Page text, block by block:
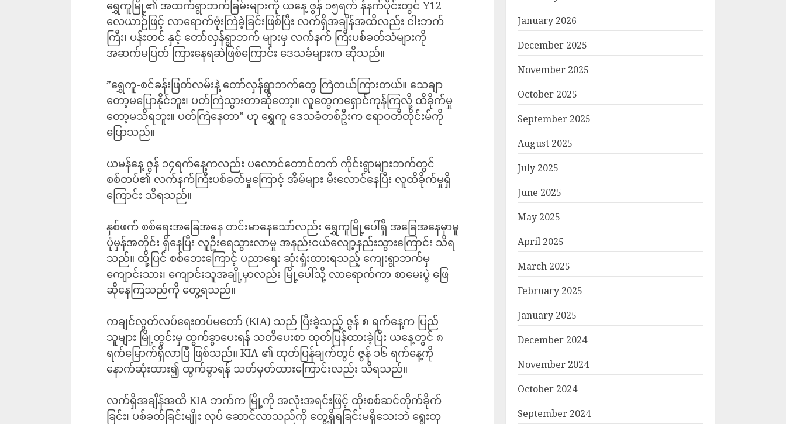
ရွှေကူမြို့၏ အထက်ရွာဘက်ခြမ်းများကို ‎ယနေ့ ဇွန် ၁၅ရက် နံနက်ပိုင်းတွင် Y12
လေယာဉ်ဖြင့် လာရောက်ဗုံးကြဲခဲ့ခြင်းဖြစ်ပြီး လက်ရှိအချိန်အထိလည်း ငါးဘက်
ကြီး၊ ပန်းတင် နှင့် တော်လှန်ရွာဘက် များမှ လက်နက် ကြီးပစ်ခတ်သံများကို
အဆက်မပြတ် ကြားနေရဆဲဖြစ်ကြောင်း ဒေသခံများက ဆိုသည်။
‎”ရွှေကူ-စင်ခန်းဖြတ်လမ်းနဲ့ တော်လှန်ရွာဘက်တွေ ကြဲတယ်ကြားတယ်။ သေချာ
တော့မပြောနိုင်ဘူး၊ ပတ်ကြဲသွားတာဆိုတော့။ လူတွေကရှောင်ကုန်ကြလို့ ထိခိုက်မှု
တော့မသိရဘူး။ ပတ်ကြဲနေတာ” ဟု ရွှေကူ ဒေသခံတစ်ဦးက ဧရာဝတီတိုင်းမ်ကို
ပြောသည်။
‎ယမန်နေ့ ဇွန် ၁၄ရက်နေ့ကလည်း ပလောင်တောင်တက် ကိုင်းရွာများဘက်တွင်
စစ်တပ်၏ လက်နက်ကြီးပစ်ခတ်မှုကြောင့် အိမ်များ မီးလောင်နေပြီး လူထိခိုက်မှုရှိ
ကြောင်း သိရသည်။
နှစ်ဖက် ‎စစ်ရေးအခြေအနေ တင်းမာနေသော်လည်း ရွှေကူမြို့ပေါ်ရှိ အခြေအနေမှာမူ
ပုံမှန်အတိုင်း ရှိနေပြီး လူဦးရေသွားလာမှု အနည်းငယ်‌လျော့နည်းသွားကြောင်း သိရ
သည်။ ထို့ပြင် စစ်ဘေးကြောင့် ပညာရေး ဆုံးရှုံးထားရသည့် ကျေးရွာဘက်မှ
ကျောင်းသား၊ ကျောင်းသူအချို့မှာလည်း မြို့ပေါ်သို့ လာရောက်ကာ စာမေးပွဲ ဖြေ
ဆိုနေကြသည်ကို တွေ့ရသည်။
ကချင်လွတ်လပ်ရေးတပ်မတော် (KIA) သည် ‎ပြီးခဲ့သည့် ဇွန် ၈ ရက်နေ့က ပြည်
သူများ မြို့တွင်းမှ ထွက်ခွာပေးရန် သတိပေးစာ ထုတ်ပြန်ထားခဲ့ပြီး ယနေ့တွင် ၈
ရက်မြောက်ရှိလာပြီ ဖြစ်သည်။ KIA ၏ ထုတ်ပြန်ချက်တွင် ဇွန် ၁၆ ရက်နေ့ကို
နောက်ဆုံးထား၍ ထွက်ခွာရန် သတ်မှတ်ထားကြောင်းလည်း သိရသည်။
‎လက်ရှိအချိန်အထိ KIA ဘက်က မြို့ကို အလုံးအရင်းဖြင့် ထိုးစစ်ဆင်တိုက်ခိုက်
ခြင်း၊ ပစ်ခတ်ခြင်းမျိုး လုပ် ဆောင်လာသည်ကို တွေ့ရှိရခြင်းမရှိသေးဘဲ ရွေးတု
January 2026
December 2025
November 2025
October 2025
September 2025
August 2025
July 2025
June 2025
May 2025
April 2025
March 2025
February 2025
January 2025
December 2024
November 2024
October 2024
September 2024